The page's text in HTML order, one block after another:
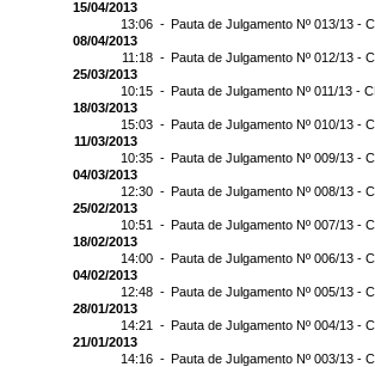
15/04/2013
13:06 - Pauta de Julgamento Nº 013/13 -
08/04/2013
11:18 - Pauta de Julgamento Nº 012/13 -
25/03/2013
10:15 - Pauta de Julgamento Nº 011/13 -
18/03/2013
15:03 - Pauta de Julgamento Nº 010/13 -
11/03/2013
10:35 - Pauta de Julgamento Nº 009/13 -
04/03/2013
12:30 - Pauta de Julgamento Nº 008/13 -
25/02/2013
10:51 - Pauta de Julgamento Nº 007/13 -
18/02/2013
14:00 - Pauta de Julgamento Nº 006/13 -
04/02/2013
12:48 - Pauta de Julgamento Nº 005/13 -
28/01/2013
14:21 - Pauta de Julgamento Nº 004/13 -
21/01/2013
14:16 - Pauta de Julgamento Nº 003/13 -